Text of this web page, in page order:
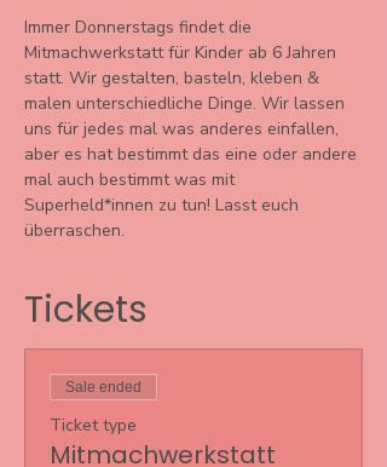
Immer Donnerstags findet die
Mitmachwerkstatt für Kinder ab 6 Jahren
statt. Wir gestalten, basteln, kleben &
malen unterschiedliche Dinge. Wir lassen
uns für jedes mal was anderes einfallen,
aber es hat bestimmt das eine oder andere
mal auch bestimmt was mit
Superheld*innen zu tun! Lasst euch
überraschen.
Tickets
Sale ended
Ticket type
Mitmachwerkstatt